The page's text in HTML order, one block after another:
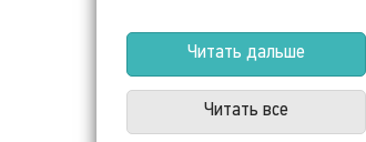
ограничиваясь лишь
массированием затылочной части.
Массажеры для головы проводят
полноценное лечение, укрепляя
сосуды головного мозга и оказывая
рефлекторное воздействие на весь
Читать дальше
Читать все